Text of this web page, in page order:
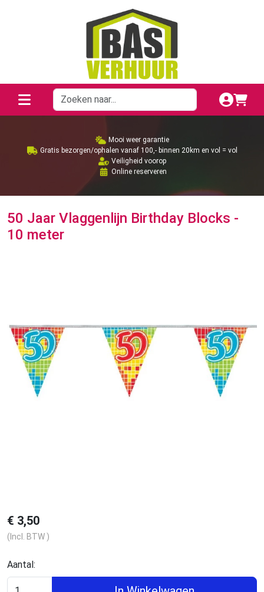
Mooi weer garantie
Gratis bezorgen/ophalen vanaf 100,- binnen 20km en vol = vol
Veiligheid voorop
Online reserveren
50 Jaar Vlaggenlijn Birthday Blocks -
10 meter
€ 3,50
(Incl. BTW )
Aantal: